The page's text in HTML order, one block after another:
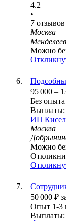
4.2
•
7 отзывов
Москва
Можно
95 000 –
Без опыта
Выплаты:
ИП
Москва
Можно
50 000 ₽
Опыт 1-3
Выплаты: